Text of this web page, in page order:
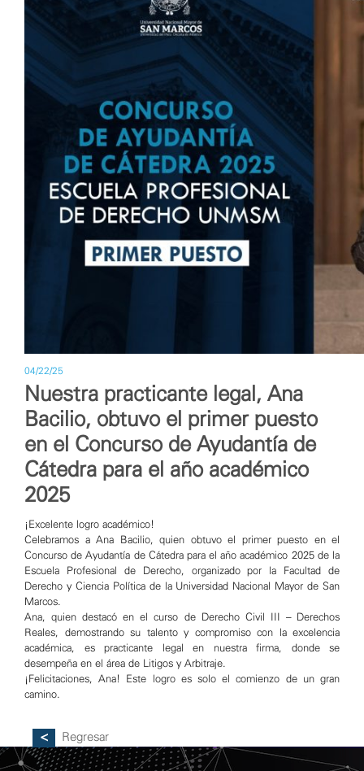
04/22/25
Nuestra practicante legal, Ana
Bacilio, obtuvo el primer puesto
en el Concurso de Ayudantía de
Cátedra para el año académico
2025
¡Excelente logro académico!
Celebramos a Ana Bacilio, quien obtuvo el primer puesto en el
Concurso de Ayudantía de Cátedra para el año académico 2025 de la
Escuela Profesional de Derecho, organizado por la Facultad de
Derecho y Ciencia Política de la Universidad Nacional Mayor de San
Marcos.
Ana, quien destacó en el curso de Derecho Civil III – Derechos
Reales, demostrando su talento y compromiso con la excelencia
académica, es practicante legal en nuestra firma, donde se
desempeña en el área de Litigos y Arbitraje.
¡Felicitaciones, Ana! Este logro es solo el comienzo de un gran
camino.
Regresar